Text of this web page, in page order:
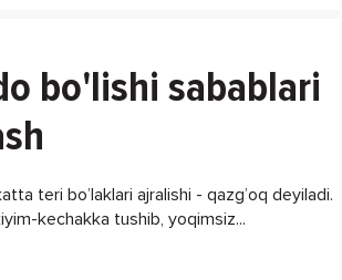
bo'lishi sabablari
teri bo’laklari ajralishi - qazg’oq deyiladi.
kechakka tushib, yoqimsiz...